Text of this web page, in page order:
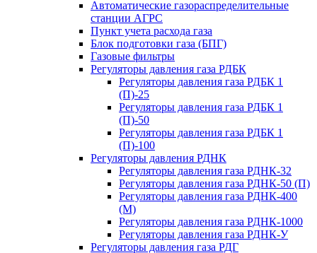
Автоматические газораспределительные
станции АГРС
Пункт учета расхода газа
Блок подготовки газа (БПГ)
Газовые фильтры
Регуляторы давления газа РДБК
Регуляторы давления газа РДБК 1
(П)-25
Регуляторы давления газа РДБК 1
(П)-50
Регуляторы давления газа РДБК 1
(П)-100
Регуляторы давления РДНК
Регуляторы давления газа РДНК-32
Регуляторы давления газа РДНК-50 (П)
Регуляторы давления газа РДНК-400
(М)
Регуляторы давления газа РДНК-1000
Регуляторы давления газа РДНК-У
Регуляторы давления газа РДГ